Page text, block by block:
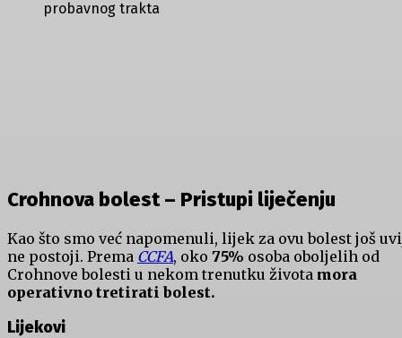
probavnog trakta
Crohnova bolest – Pristupi liječenju
Kao što smo već napomenuli, lijek za ovu bolest još
ne postoji. Prema CCFA, oko 75% osoba oboljelih od
Crohnove bolesti u nekom trenutku života mora
operativno tretirati bolest.
Lijekovi